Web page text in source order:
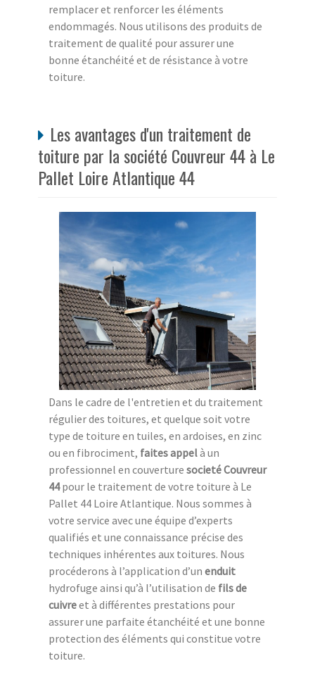
remplacer et renforcer les éléments
endommagés. Nous utilisons des produits de
traitement de qualité pour assurer une
bonne étanchéité et de résistance à votre
toiture.
Les avantages d'un traitement de
toiture par la société Couvreur 44 à Le
Pallet Loire Atlantique 44
Dans le cadre de l'entretien et du traitement
régulier des toitures, et quelque soit votre
type de toiture en tuiles, en ardoises, en zinc
ou en fibrociment, faites appelà un
professionnel en couverture societé Couvreur
44pour le traitement de votre toiture à Le
Pallet 44 Loire Atlantique. Nous sommes à
votre service avec une équipe d’experts
qualifiés et une connaissance précise des
techniques inhérentes aux toitures. Nous
procéderons à l’application d’un enduit
hydrofuge ainsi qu’à l’utilisation de fils de
cuivreet à différentes prestations pour
assurer une parfaite étanchéité et une bonne
protection des éléments qui constitue votre
toiture.